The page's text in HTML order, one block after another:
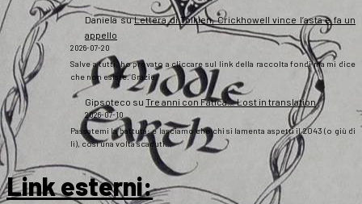
DanielasuLettera di Tolkien, Crickhowell vince l’asta e fa un
appello
2026-07-20
Salve a tutti, ho provato a cliccare sul link della raccolta fondi ma mi dice
che non esiste. Grazie
Gipsoteco su Tre anni con Fatica… Lost in translation
2026-07-10
Passatemi la battuta: e lasciamo che chi si lamenta aspetti il 2043 (o giù di
lì), così una volta scaduti…
Link esterni: